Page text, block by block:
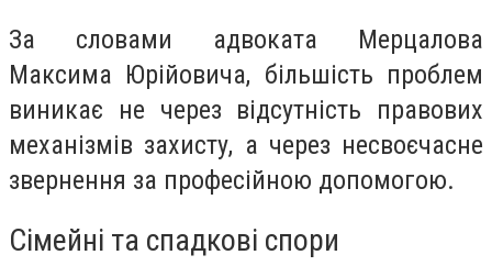
За словами адвоката Мерцалова
Максима Юрійовича, більшість проблем
виникає не через відсутність правових
механізмів захисту, а через несвоєчасне
звернення за професійною допомогою.
Сімейні та спадкові спори